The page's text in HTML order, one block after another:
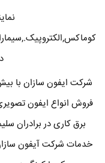
شرکت ایفون سازان با
فروش انواع ایفون
برق کاری در برادران
خدمات شرکت آیفون